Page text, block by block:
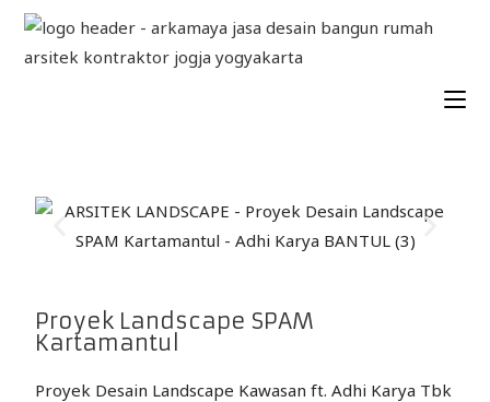
Proyek Landscape SPAM
Kartamantul
Proyek Desain Landscape Kawasan ft. Adhi Karya Tbk